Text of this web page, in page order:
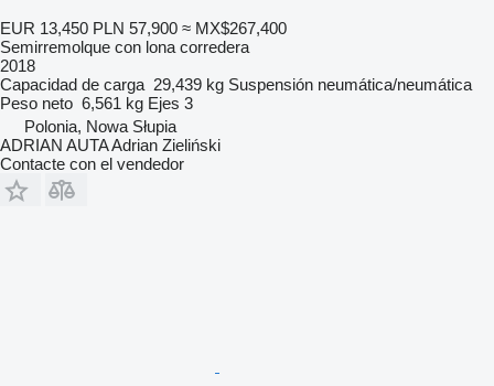
EUR 13,450 PLN 57,900 ≈ MX$267,400
Semirremolque con lona corredera
2018
Capacidad de carga 29,439 kg Suspensión neumática/neumática
Peso neto 6,561 kg Ejes 3
Polonia, Nowa Słupia
ADRIAN AUTA Adrian Zieliński
Contacte con el vendedor